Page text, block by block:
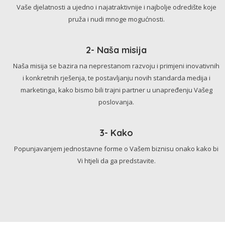
Vaše djelatnosti a ujedno i najatraktivnije i najbolje odredište koje
pruža i nudi mnoge mogućnosti.
2- Naša misija
Naša misija se bazira na neprestanom razvoju i primjeni inovativnih
i konkretnih rješenja, te postavljanju novih standarda medija i
marketinga, kako bismo bili trajni partner u unapređenju Vašeg
poslovanja.
3- Kako
Popunjavanjem jednostavne forme o Vašem biznisu onako kako bi
Vi htjeli da ga predstavite.